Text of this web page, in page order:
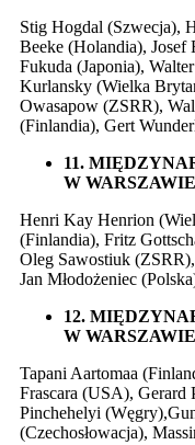
Stig Hogdal (Szwecja),
Beeke (Holandia), Josef
Fukuda (Japonia),
Kurlansky (Wielka
Owasapow (ZSRR),
(Finlandia), Gert
11.
W
Henri Kay Henrion
(Finlandia), Fritz
Oleg Sawostiuk
Jan Młodożeniec
12.
W
Tapani Aartomaa
Frascara (USA), Gerard
Pinchehelyi
(Czechosłowacja),